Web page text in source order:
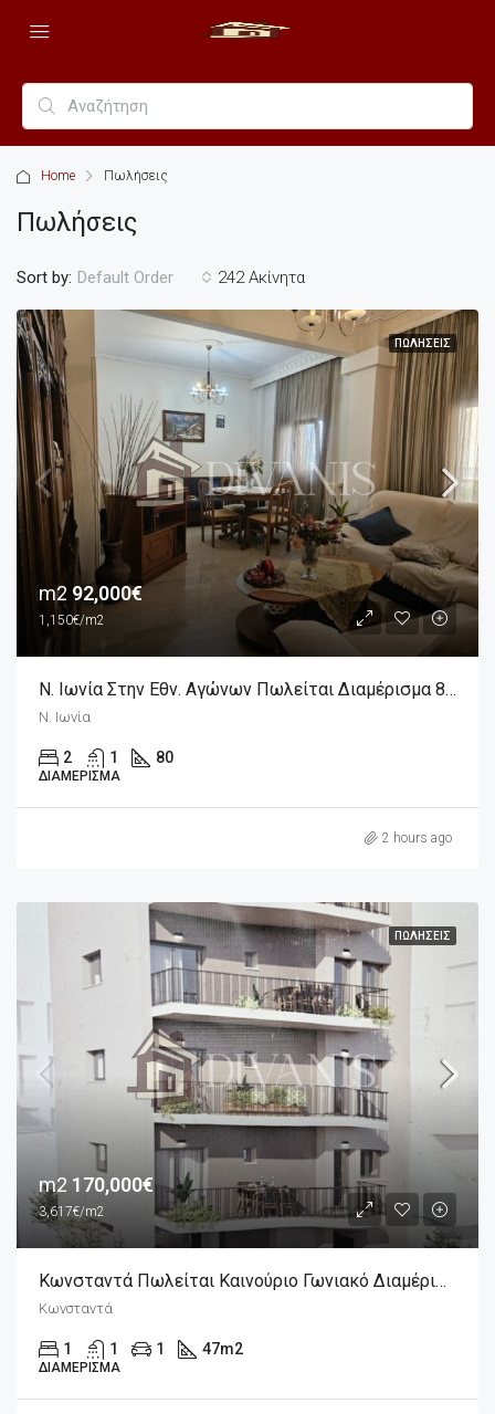
Home Πωλήσεις
Πωλήσεις
242 Ακίνητα
Sort by: Default Order
ΠΩΛΉΣΕΙΣ
m2 92,000€
1,150€/m2
Ν. Ιωνία Στην Εθν. Αγώνων Πωλείται Διαμέρισμα 80m2
Ν. Ιωνία
2 1 80
ΔΙΑΜΈΡΙΣΜΑ
2 hours ago
ΠΩΛΉΣΕΙΣ
m2 170,000€
3,617€/m2
Κωνσταντά Πωλείται Καινούριο Γωνιακό Διαμέρισμα 2άρι 47m2, 4ου Ορόφου
Κωνσταντά
1 1 1 47m2
ΔΙΑΜΈΡΙΣΜΑ